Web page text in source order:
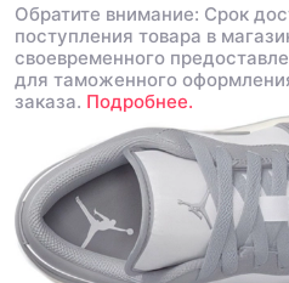
Обратите внимание: Срок
поступления товара в
своевременного
для таможенного
заказа. Подробнее.